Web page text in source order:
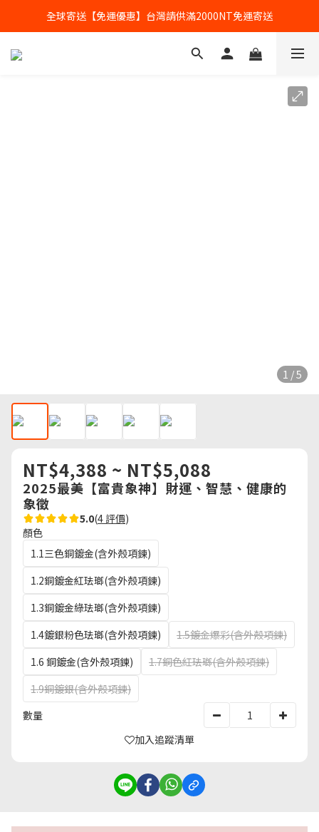
全球寄送【免運優惠】台灣請供滿2000NT免運寄送
全球寄送【免運優惠】台灣請供滿2000NT免運寄送
【加入會員】立即享有會員優惠價
1 / 5
NT$4,388 ~ NT$5,088
2025最美【富貴象神】財運、智慧、健康的
象徵
5.0(4 評價)
顏色
1.1三色銅鍍金(含外殼項鍊)
1.2銅鍍金紅珐瑯(含外殼項鍊)
1.3銅鍍金綠珐瑯(含外殼項鍊)
1.4鍍銀粉色珐瑯(含外殼項鍊)
1.5鍍金爆彩(含外殼項鍊)
1.6 銅鍍金(含外殼項鍊)
1.7銅色紅珐瑯(含外殼項鍊)
1.9銅鍍銀(含外殼項鍊)
數量
加入追蹤清單